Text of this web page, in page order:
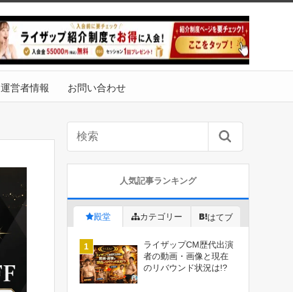
運営者情報 お問い合わせ
人気記事ランキング
殿堂 カテゴリー はてブ
ライザップCM歴代出演
者の動画・画像と現在
のリバウンド状況は!?